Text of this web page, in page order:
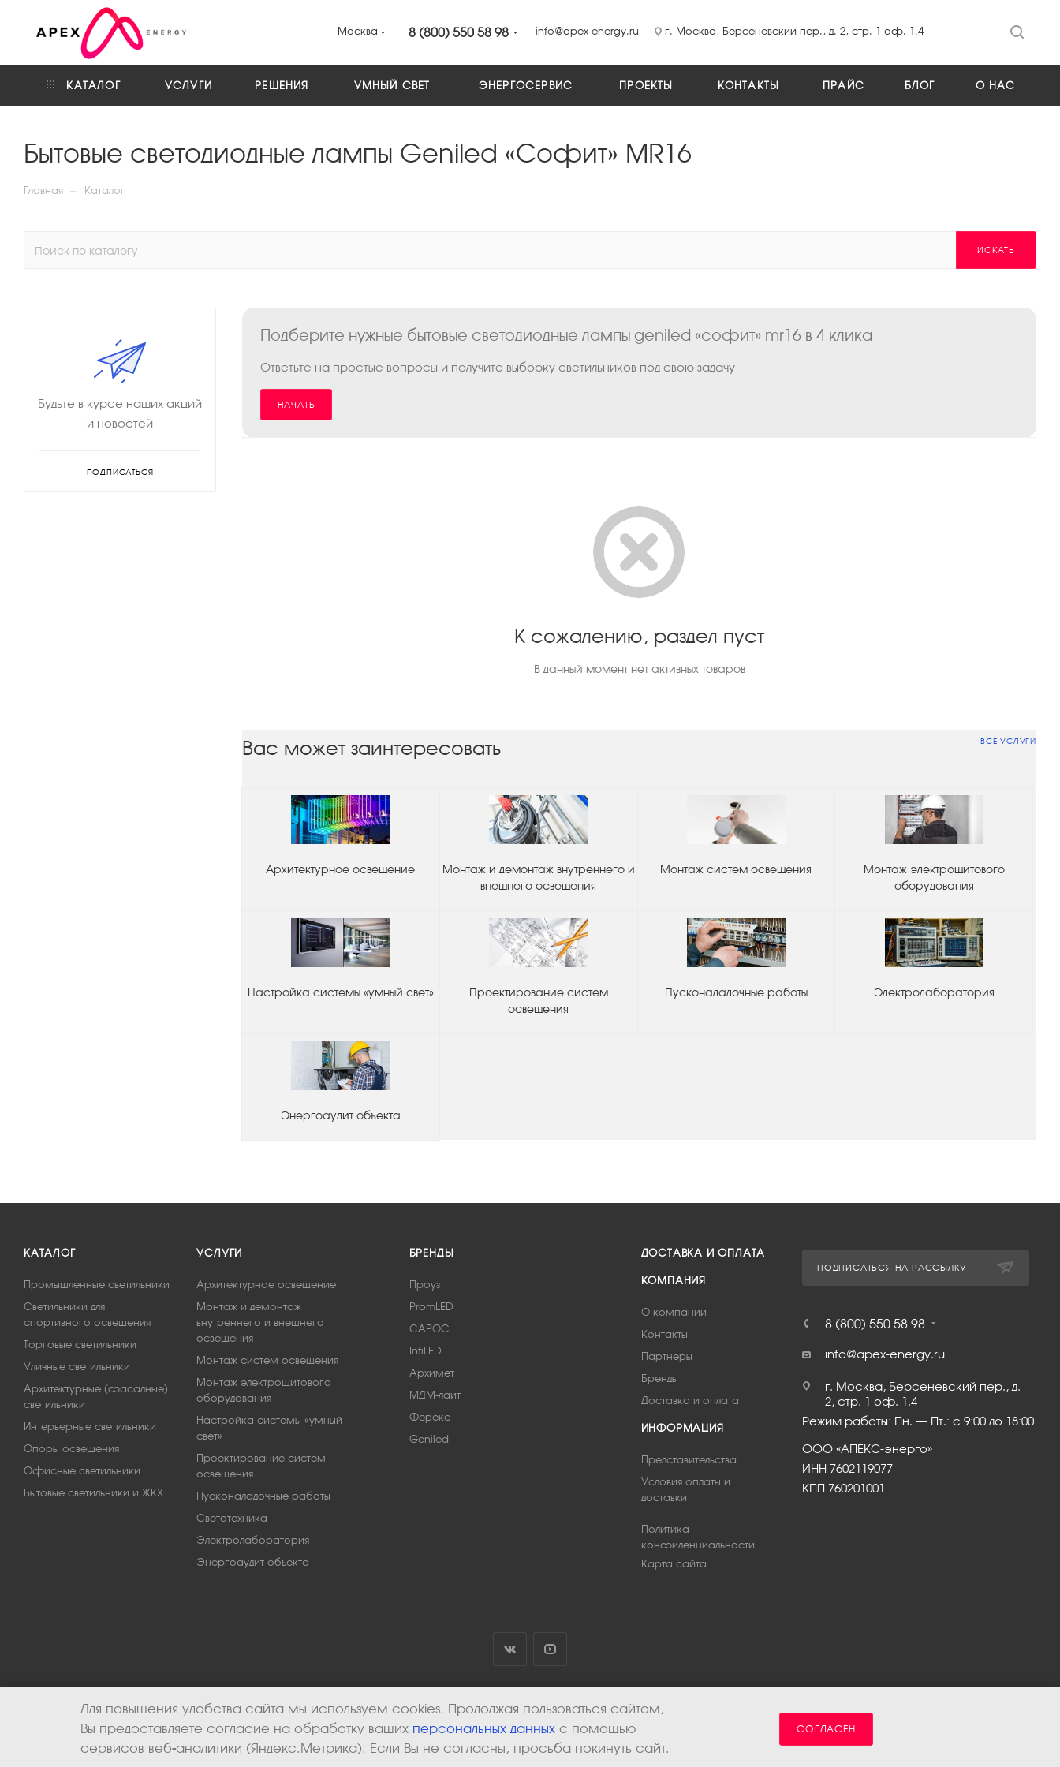
Москва 8 (800) 550 58 98 info@apex-energy.ru г. Москва, Берсеневский пер., д. 2, стр. 1 оф. 1.4
КАТАЛОГ УСЛУГИ РЕШЕНИЯ УМНЫЙ СВЕТ ЭНЕРГОСЕРВИС ПРОЕКТЫ КОНТАКТЫ ПРАЙС БЛОГ О НАС
Бытовые светодиодные лампы Geniled «Софит» MR16
Главная — Каталог
ИСКАТЬ
Подберите нужные бытовые светодиодные лампы geniled «софит» mr16 в 4 клика
Ответьте на простые вопросы и получите выборку светильников под свою задачу
НАЧАТЬ
К сожалению, раздел пуст
В данный момент нет активных товаров
Вас может заинтересовать ВСЕ УСЛУГИ
Архитектурное освещение
Монтаж и демонтаж внутреннего и
внешнего освещения
Монтаж систем освещения
Монтаж электрощитового
оборудования
Настройка системы «умный свет»
Проектирование систем
освещения
Пусконаладочные работы Электролаборатория
Энергоаудит объекта
Будьте в курсе наших акций
и новостей
ПОДПИСАТЬСЯ
КАТАЛОГ
Промышленные светильники
Светильники для
спортивного освещения
Торговые светильники
Уличные светильники
Архитектурные (фасадные)
светильники
Интерьерные светильники
Опоры освещения
Офисные светильники
Бытовые светильники и ЖКХ
УСЛУГИ
Архитектурное освещение
Монтаж и демонтаж
внутреннего и внешнего
освещения
Монтаж систем освещения
Монтаж электрощитового
оборудования
Настройка системы «умный
свет»
Проектирование систем
освещения
Пусконаладочные работы
Светотехника
Электролаборатория
Энергоаудит объекта
БРЕНДЫ
Проуз
PromLED
САРОС
IntiLED
Архимет
МДМ-лайт
Ферекс
Geniled
ДОСТАВКА И ОПЛАТА
КОМПАНИЯ
О компании
Контакты
Партнеры
Бренды
Доставка и оплата
ИНФОРМАЦИЯ
Представительства
Условия оплаты и
доставки
Политика
конфиденциальности
Карта сайта
ПОДПИСАТЬСЯ НА РАССЫЛКУ
8 (800) 550 58 98
info@apex-energy.ru
г. Москва, Берсеневский пер., д.
2, стр. 1 оф. 1.4
Режим работы: Пн. – Пт.: с 9:00 до 18:00
ООО «АПЕКС-энерго»
ИНН 7602119077
КПП 760201001
2026 © ООО «Апекс-энерго». Все права защищены.
Для повышения удобства сайта мы используем cookies. Продолжая пользоваться сайтом,
Вы предоставляете согласие на обработку ваших персональных данных с помощью
сервисов веб-аналитики (Яндекс.Метрика). Если Вы не согласны, просьба покинуть сайт.
СОГЛАСЕН